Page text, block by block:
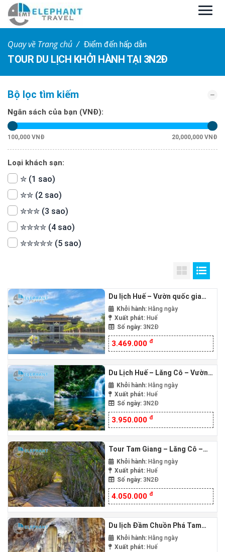
Quay về Trang chủ Điểm đến hấp dẫn
TOUR DU LỊCH KHỞI HÀNH TẠI 3N2Đ
Du lịch Huế – Vườn quốc gia
Bạch Mã – Đầm Chuồn Phá Tam
Giang 3N2Đ
Khởi hành: Hằng ngày
Xuất phát: Huế
Số ngày: 3N2Đ
3.469.000 đ
Du Lịch Huế – Lăng Cô – Vườn
quốc gia Bạch Mã 3N2Đ
Khởi hành: Hằng ngày
Xuất phát: Huế
Số ngày: 3N2Đ
3.950.000 đ
Tour Tam Giang – Lăng Cô –
Lập An – Vườn quốc gia Bạch
Mã 3N2Đ
Khởi hành: Hằng ngày
Xuất phát: Huế
Số ngày: 3N2Đ
4.050.000 đ
Du lịch Đầm Chuồn Phá Tam
Giang – Lăng Cô – Lập An –
Động Thiên Đường 3 Ngày 2
Khởi hành: Hằng ngày
Xuất phát: Huế
Bộ lọc tìm kiếm
Ngân sách của bạn (VNĐ):
100,000 VNĐ 20,000,000 VNĐ
Loại khách sạn:
✮ (1 sao)
✮✮ (2 sao)
✮✮✮ (3 sao)
✮✮✮✮ (4 sao)
✮✮✮✮✮ (5 sao)